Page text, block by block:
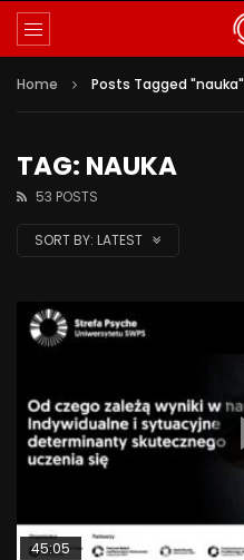
Home Posts Tagged "nauka"
TAG: NAUKA
53 POSTS
SORT BY: LATEST
45:05